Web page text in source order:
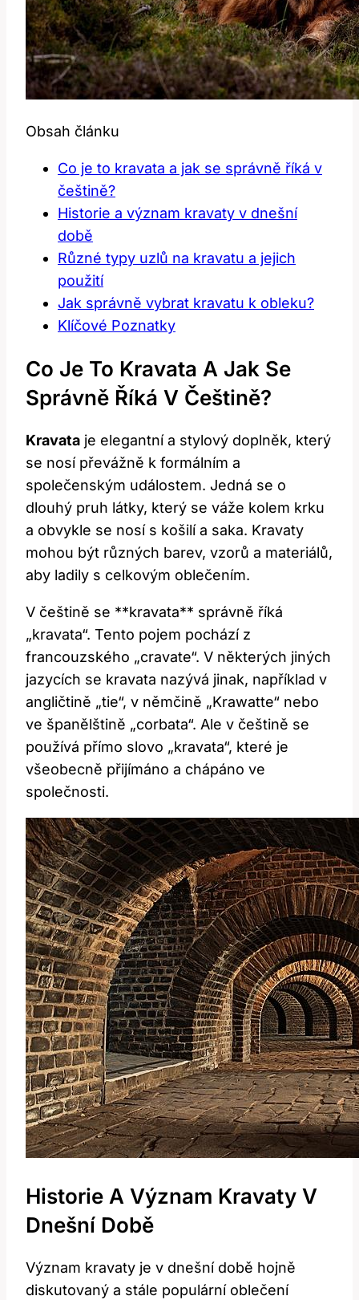
Obsah článku
Co je to kravata a jak se správně říká v
češtině?
Historie a význam kravaty v dnešní
době
Různé typy uzlů na kravatu a jejich
použití
Jak správně vybrat kravatu k obleku?
Klíčové Poznatky
Co Je To Kravata A Jak Se
Správně Říká V Češtině?
Kravata je elegantní a stylový doplněk, který
se nosí převážně k formálním a
společenským událostem. Jedná se o
dlouhý pruh látky, který se váže kolem krku
a obvykle se nosí s košilí a saka. Kravaty
mohou být různých barev, vzorů a materiálů,
aby ladily s celkovým oblečením.
V češtině se **kravata** správně říká
„kravata“. Tento pojem pochází z
francouzského „cravate“. V některých jiných
jazycích se kravata nazývá jinak, například v
angličtině „tie“, v němčině „Krawatte“ nebo
ve španělštině „corbata“. Ale v češtině se
používá přímo slovo „kravata“, které je
všeobecně přijímáno a chápáno ve
společnosti.
Historie A Význam Kravaty V
Dnešní Době
Význam kravaty je v dnešní době hojně
diskutovaný a stále populární oblečení